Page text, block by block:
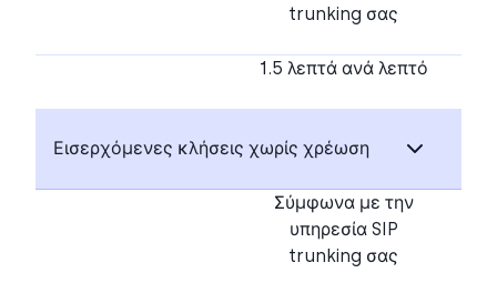
trunking σας
1.5 λεπτά ανά λεπτό
Εισερχόμενες κλήσεις χωρίς χρέωση
Σύμφωνα με την
υπηρεσία SIP
trunking σας